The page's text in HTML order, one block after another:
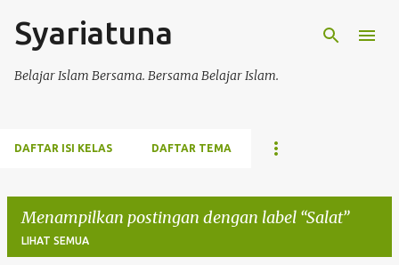
Syariatuna
Belajar Islam Bersama. Bersama Belajar Islam.
DAFTAR ISI KELAS DAFTAR TEMA
Menampilkan postingan dengan label Salat
LIHAT SEMUA